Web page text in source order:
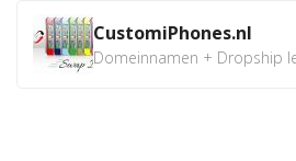
CustomiPhones.nl